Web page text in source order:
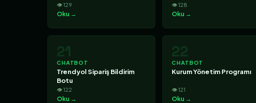
👁 129
Oku →
👁 128
Oku →
21
CHATBOT
Trendyol Sipariş Bildirim
Botu
👁 122
Oku →
22
CHATBOT
Kurum Yönetim Programı
👁 121
Oku →